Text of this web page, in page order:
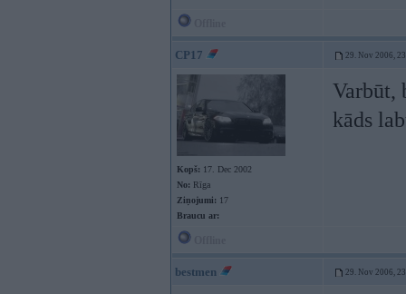
CP17 29. Nov 2006,
Kopš: 17. Dec 2002
No: Rīga
Ziņojumi: 17
Braucu ar:
Varbūt,
kāds
bestmen 29. Nov 2006,